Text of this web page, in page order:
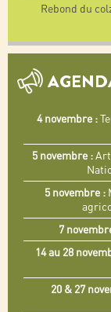
Rebond du
4 novembre :
5 novembre :
5 novembre :
7
14 au 28
20 & 27